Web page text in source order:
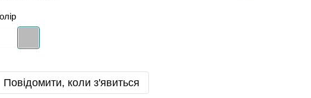
Повідомити, коли з'явиться